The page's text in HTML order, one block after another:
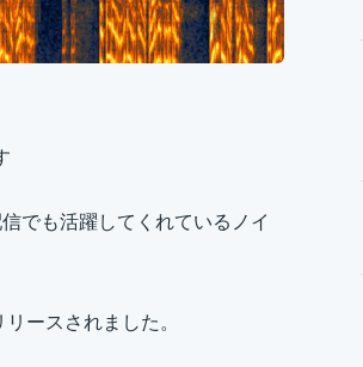
でも活躍してくれているノイ
ースされました。